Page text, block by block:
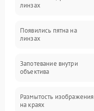
Прочие неисправности
линзах
Появились пятна на
линзах
Запотевание внутри
объектива
Размытость изображения
на краях